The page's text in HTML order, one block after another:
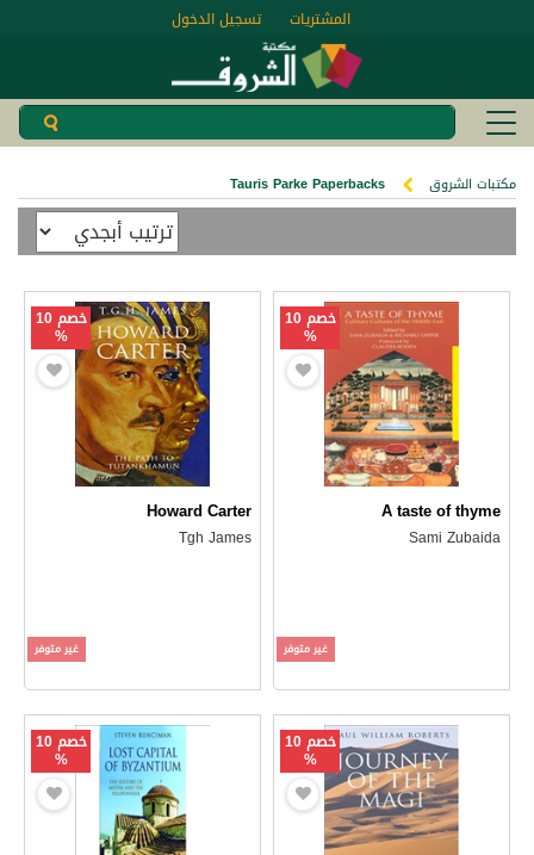
تسجيل الدخول المشتريات
مكتبات الشروق Tauris Parke Paperbacks
خصم 10
%
A taste of thyme
Sami Zubaida
غير متوفر
خصم 10
%
Howard Carter
Tgh James
غير متوفر
خصم 10
%
خصم 10
%